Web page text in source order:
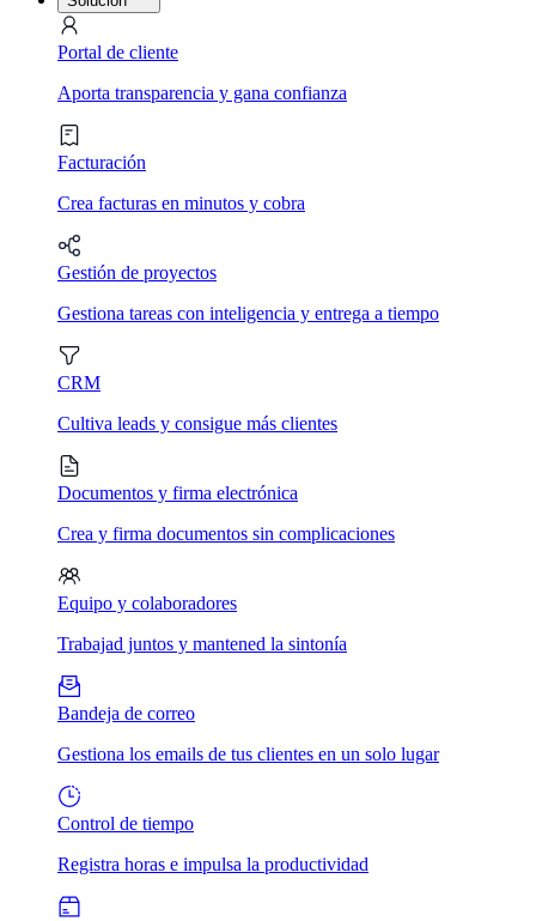
Portal de cliente
Aporta transparencia y gana confianza
Facturación
Crea facturas en minutos y cobra
Gestión de proyectos
Gestiona tareas con inteligencia y entrega a tiempo
CRM
Cultiva leads y consigue más clientes
Documentos y firma electrónica
Crea y firma documentos sin complicaciones
Equipo y colaboradores
Trabajad juntos y mantened la sintonía
Bandeja de correo
Gestiona los emails de tus clientes en un solo lugar
Control de tiempo
Registra horas e impulsa la productividad